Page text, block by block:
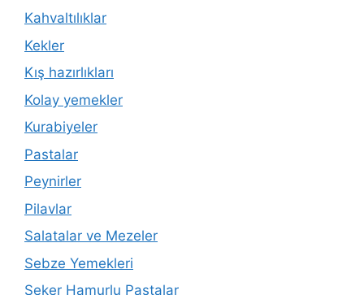
Kahvaltılıklar
Kekler
Kış hazırlıkları
Kolay yemekler
Kurabiyeler
Pastalar
Peynirler
Pilavlar
Salatalar ve Mezeler
Sebze Yemekleri
Şeker Hamurlu Pastalar